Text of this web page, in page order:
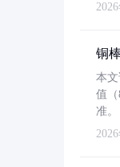
铜
本
值
准。